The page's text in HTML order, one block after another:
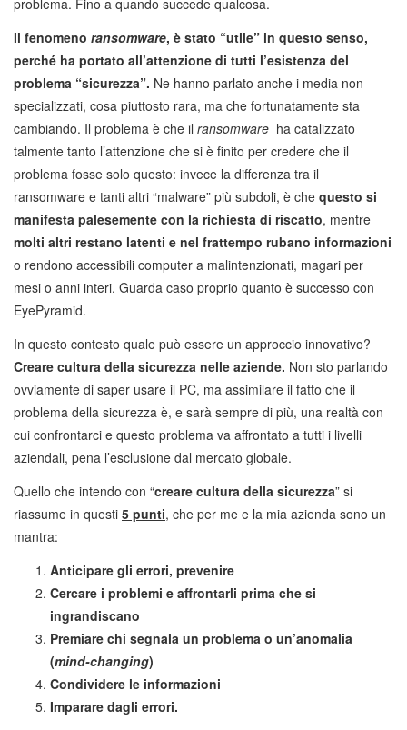
problema. Fino a quando succede qualcosa.
Il fenomeno ransomware, è stato “utile” in questo senso,
perché ha portato all’attenzione di tutti l’esistenza del
problema “sicurezza”. Ne hanno parlato anche i media non
specializzati, cosa piuttosto rara, ma che fortunatamente sta
cambiando. Il problema è che il ransomware ha catalizzato
talmente tanto l’attenzione che si è finito per credere che il
problema fosse solo questo: invece la differenza tra il
ransomware e tanti altri “malware” più subdoli, è che questo si
manifesta palesemente con la richiesta di riscatto, mentre
molti altri restano latenti e nel frattempo rubano informazioni
o rendono accessibili computer a malintenzionati, magari per
mesi o anni interi. Guarda caso proprio quanto è successo con
EyePyramid.
In questo contesto quale può essere un approccio innovativo?
Creare cultura della sicurezza nelle aziende. Non sto parlando
ovviamente di saper usare il PC, ma assimilare il fatto che il
problema della sicurezza è, e sarà sempre di più, una realtà con
cui confrontarci e questo problema va affrontato a tutti i livelli
aziendali, pena l’esclusione dal mercato globale.
Quello che intendo con “creare cultura della sicurezza” si
riassume in questi 5 punti, che per me e la mia azienda sono un
mantra:
Anticipare gli errori, prevenire
Cercare i problemi e affrontarli prima che si
ingrandiscano
Premiare chi segnala un problema o un’anomalia
(mind-changing)
Condividere le informazioni
Imparare dagli errori.